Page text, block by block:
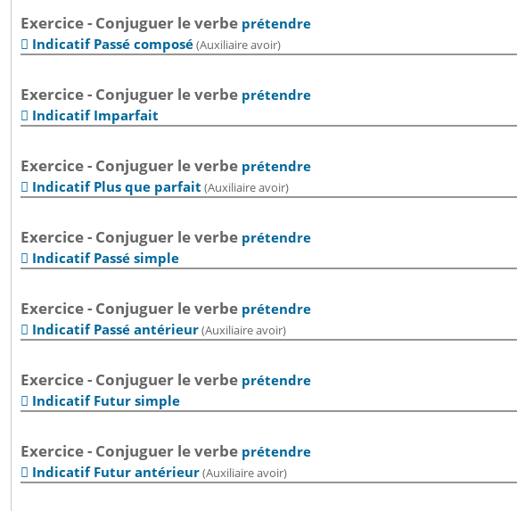
Exercice - Conjuguer le verbe prétendre
 Indicatif Passé composé(Auxiliaire avoir)
Exercice - Conjuguer le verbe prétendre
 Indicatif Imparfait
Exercice - Conjuguer le verbe prétendre
 Indicatif Plus que parfait (Auxiliaire avoir)
Exercice - Conjuguer le verbe prétendre
 Indicatif Passé simple
Exercice - Conjuguer le verbe prétendre
 Indicatif Passé antérieur(Auxiliaire avoir)
Exercice - Conjuguer le verbe prétendre
 Indicatif Futur simple
Exercice - Conjuguer le verbe prétendre
 Indicatif Futur antérieur(Auxiliaire avoir)